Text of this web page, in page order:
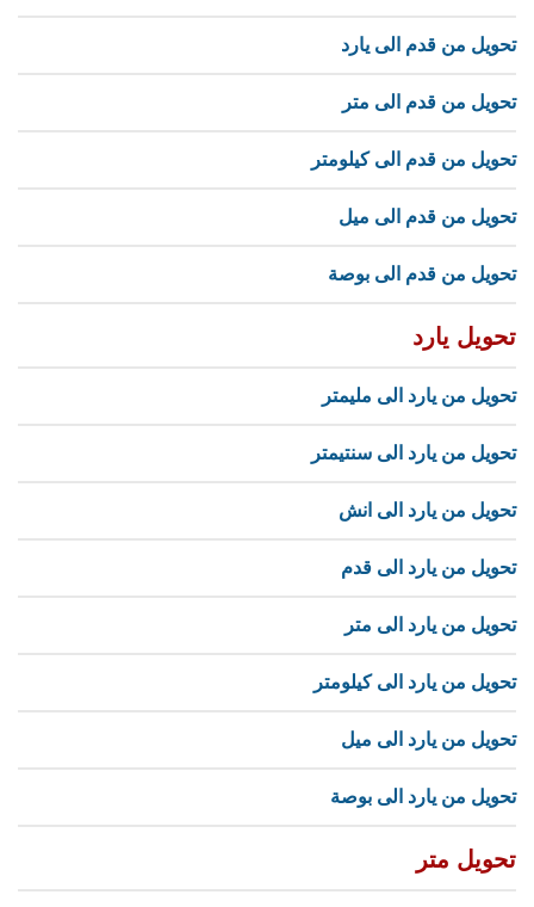
تحويل من قدم الى يارد
تحويل من قدم الى متر
تحويل من قدم الى كيلومتر
تحويل من قدم الى ميل
تحويل من قدم الى بوصة
تحويل يارد
تحويل من يارد الى مليمتر
تحويل من يارد الى سنتيمتر
تحويل من يارد الى انش
تحويل من يارد الى قدم
تحويل من يارد الى متر
تحويل من يارد الى كيلومتر
تحويل من يارد الى ميل
تحويل من يارد الى بوصة
تحويل متر